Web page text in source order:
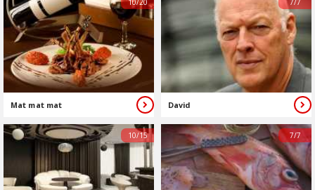
Mat mat mat
10/20
David
7/7
10/15 7/7